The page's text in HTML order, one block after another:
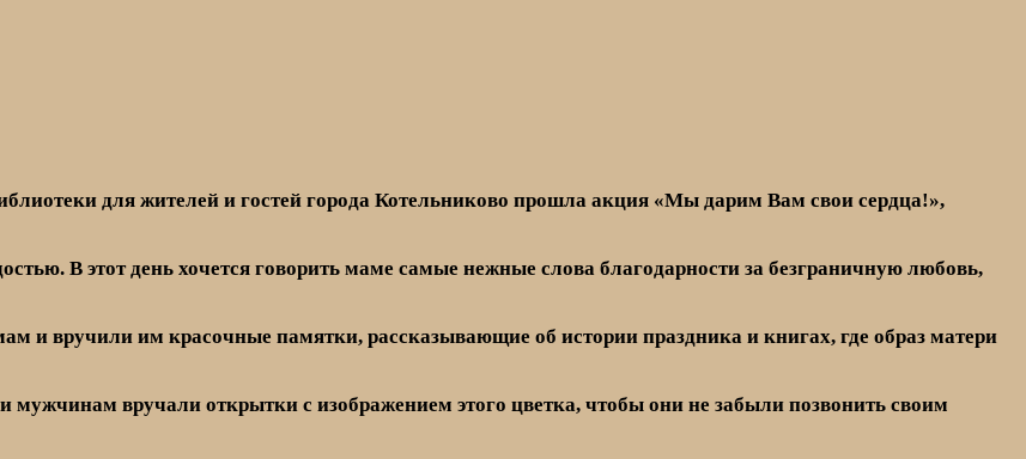
для жителей и гостей города Котельниково прошла акция «Мы дарим Вам свои сердца!»,
В этот день хочется говорить маме самые нежные слова благодарности за безграничную любовь,
и вручили им красочные памятки, рассказывающие об истории праздника и книгах, где образ матери
вручали открытки с изображением этого цветка, чтобы они не забыли позвонить своим